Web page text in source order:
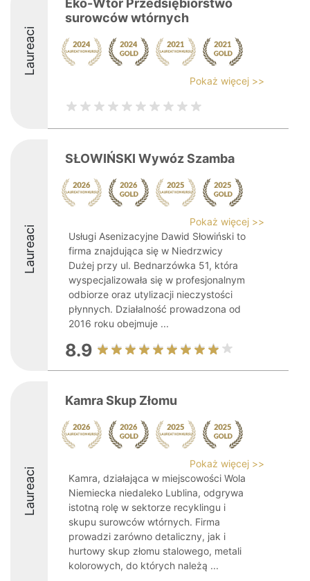
Laureaci
Eko-Wtór Przedsiębiorstwo
surowców wtórnych
Pokaż więcej >>
Laureaci
SŁOWIŃSKI Wywóz Szamba
Pokaż więcej >>
Usługi Asenizacyjne Dawid Słowiński to
firma znajdująca się w Niedrzwicy
Dużej przy ul. Bednarzówka 51, która
wyspecjalizowała się w profesjonalnym
odbiorze oraz utylizacji nieczystości
płynnych. Działalność prowadzona od
2016 roku obejmuje ...
8.9
Laureaci
Kamra Skup Złomu
Pokaż więcej >>
Kamra, działająca w miejscowości Wola
Niemiecka niedaleko Lublina, odgrywa
istotną rolę w sektorze recyklingu i
skupu surowców wtórnych. Firma
prowadzi zarówno detaliczny, jak i
hurtowy skup złomu stalowego, metali
kolorowych, do których należą ...